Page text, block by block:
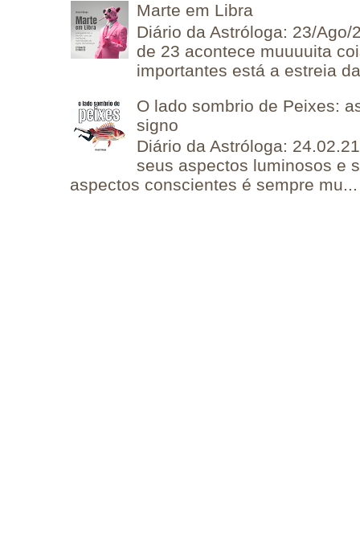
Marte em Libra
Diário da Astróloga: 23/
de 23 acontece muuuuita
importantes está a estreia
O lado sombrio de Peixes:
signo
Diário da Astróloga:
seus aspectos luminosos e
aspectos conscientes é sempre mu...